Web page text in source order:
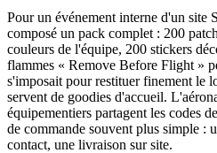
Pour un événement interne d'un site
composé un pack complet : 200
couleurs de l'équipe, 200 stickers
flammes « Remove Before Flight »
s'imposait pour restituer finement le
servent de goodies d'accueil.
équipementiers partagent les codes
de commande souvent plus simple :
contact, une livraison sur site.